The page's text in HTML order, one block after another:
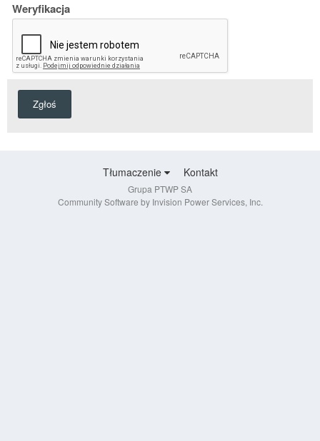
Weryfikacja
Zgłoś
Tłumaczenie Kontakt
Grupa PTWP SA
Community Software by Invision Power Services, Inc.